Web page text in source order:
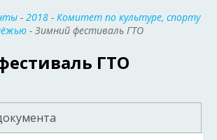
- 2018 - Комитет по культуре, спорту
- Зимний фестиваль ГТО
ГТО